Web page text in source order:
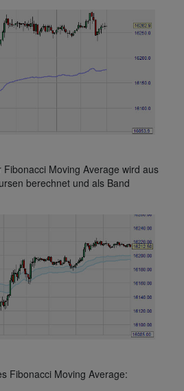
Fibonacci Moving Average wird aus
berechnet und als Band
Fibonacci Moving Average: